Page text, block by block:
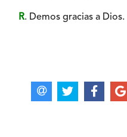
R. Demos gracias a Dios.